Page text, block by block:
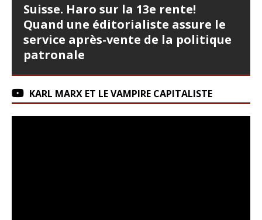
Suisse. Haro sur la 13e rente!
Quand une éditorialiste assure le
service après-vente de la politique
patronale
KARL MARX ET LE VAMPIRE CAPITALISTE